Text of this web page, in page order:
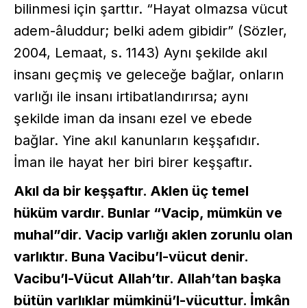
bilinmesi için şarttır. “Hayat olmazsa vücut
adem-âluddur; belki adem gibidir” (Sözler,
2004, Lemaat, s. 1143) Aynı şekilde akıl
insanı geçmiş ve geleceğe bağlar, onların
varlığı ile insanı irtibatlandırırsa; aynı
şekilde iman da insanı ezel ve ebede
bağlar. Yine akıl kanunların keşşafıdır.
İman ile hayat her biri birer keşşaftır.
Akıl da bir keşşaftır. Aklen üç temel
hüküm vardır. Bunlar “Vacip, mümkün ve
muhal”dir. Vacip varlığı aklen zorunlu olan
varlıktır. Buna Vacibu’l-vücut denir.
Vacibu’l-Vücut Allah’tır. Allah’tan başka
bütün varlıklar mümkinü’l-vücuttur. İmkân